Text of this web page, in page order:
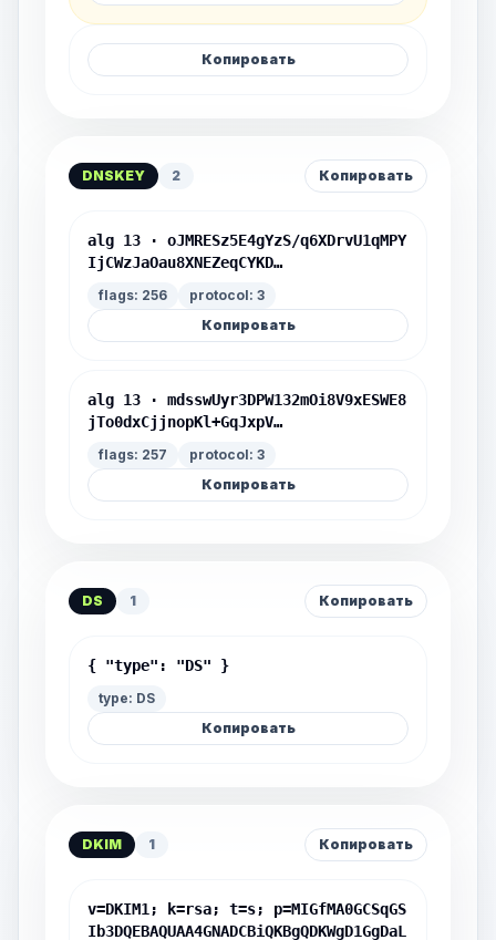
Копировать
DNSKEY 2 Копировать
alg 13 · oJMRESz5E4gYzS/q6XDrvU1qMPY
IjCWzJaOau8XNEZeqCYKD…
flags: 256
protocol: 3
Копировать
alg 13 · mdsswUyr3DPW132mOi8V9xESWE8
jTo0dxCjjnopKl+GqJxpV…
flags: 257
protocol: 3
Копировать
DS 1 Копировать
{ "type": "DS" }
type: DS
Копировать
DKIM 1 Копировать
v=DKIM1; k=rsa; t=s; p=MIGfMA0GCSqGS
Ib3DQEBAQUAA4GNADCBiQKBgQDKWgD1GgDaL